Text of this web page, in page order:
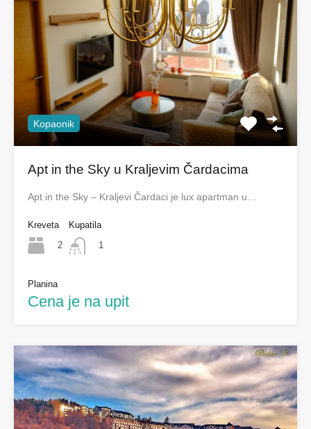
Kopaonik
Apt in the Sky u Kraljevim Čardacima
Apt in the Sky – Kraljevi Čardaci je lux apartman u…
Kreveta
2
Kupatila
1
Planina
Cena je na upit